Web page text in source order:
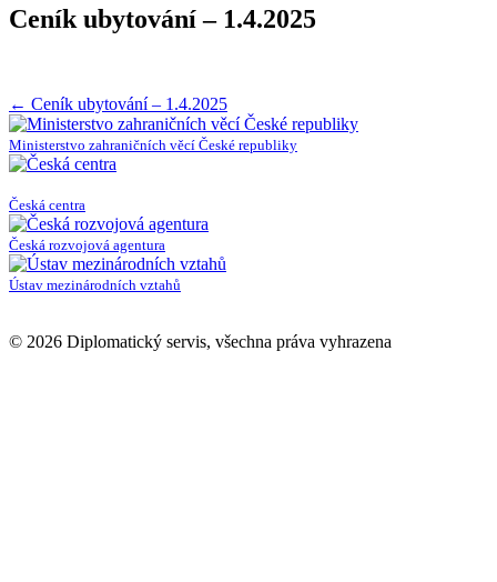
Ceník ubytování – 1.4.2025
Post
navigation
← Ceník ubytování – 1.4.2025
Ministerstvo zahraničních věcí České republiky
Česká centra
Česká rozvojová agentura
Ústav mezinárodních vztahů
© 2026 Diplomatický servis, všechna práva vyhrazena